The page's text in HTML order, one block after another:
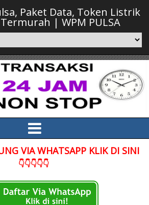
Paket Data, Token Listrik
Termurah | WPM PULSA
VIA WHATSAPP KLIK DI SINI
👇👇👇👇👇